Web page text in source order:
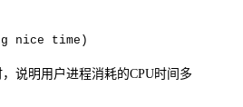
nice time)
说明用户进程消耗的CPU时间多